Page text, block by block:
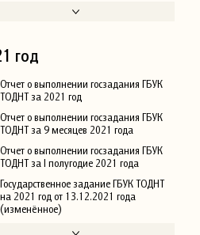
год
Отчет о выполнении госзадания ГБУК
ТОДНТ за 2021 год
Отчет о выполнении госзадания ГБУК
ТОДНТ за 9 месяцев 2021 года
Отчет о выполнении госзадания ГБУК
ТОДНТ за I полугодие 2021 года
Государственное задание ГБУК ТОДНТ
на 2021 год от 13.12.2021 года
(изменённое)